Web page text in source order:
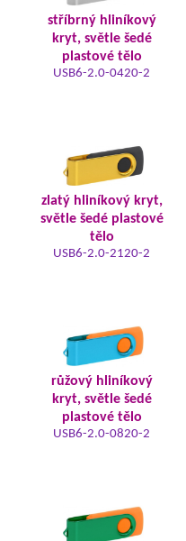
stříbrný hliníkový
kryt, světle šedé
plastové tělo
USB6-2.0-0420-2
zlatý hliníkový kryt,
světle šedé plastové
tělo
USB6-2.0-2120-2
růžový hliníkový
kryt, světle šedé
plastové tělo
USB6-2.0-0820-2